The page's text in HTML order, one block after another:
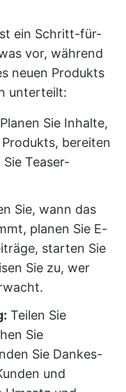
ein Schritt-für-
vor, während
neuen Produkts
unterteilt:
Planen Sie Inhalte,
bereiten
Teaser-
Sie, wann das
planen Sie E-
starten Sie
Sie zu, wer
Teilen Sie
Sie
Sie Dankes-
und